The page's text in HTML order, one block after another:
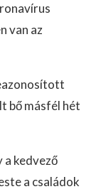
van az
bő másfél hét
kedvező
a családok